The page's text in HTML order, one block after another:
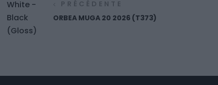
PRÉCÉDENTE
ORBEA MUGA 20 2026 (T373)